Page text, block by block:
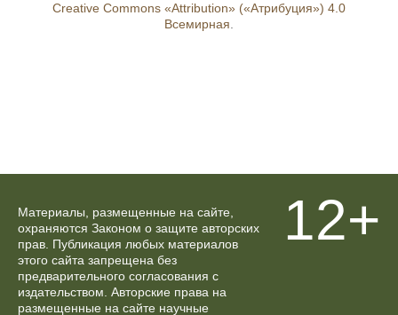
Creative Commons «Attribution» («Атрибуция») 4.0
Всемирная
Материалы, размещенные на сайте,
охраняются Законом о защите авторских
прав. Публикация любых материалов
этого сайта запрещена без
предварительного согласования с
издательством. Авторские права на
размещенные на сайте научные
12+